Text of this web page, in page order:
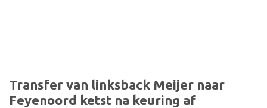
Transfer van linksback Meijer naar
Feyenoord ketst na keuring af